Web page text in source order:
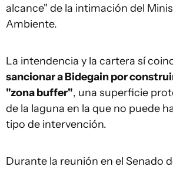
alcance" de la intimación del
Ambiente.
La intendencia y la cartera sí
sancionar a Bidegain por
"zona buffer", una superficie
de la laguna en la que no puede
tipo de intervención.
Durante la reunión en el Senado